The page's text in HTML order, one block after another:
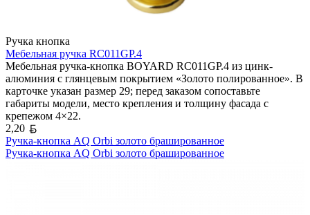
Ручка кнопка
Мебельная ручка RC011GP.4
Мебельная ручка-кнопка BOYARD RC011GP.4 из цинк-
алюминия с глянцевым покрытием «Золото полированное». В
карточке указан размер 29; перед заказом сопоставьте
габариты модели, место крепления и толщину фасада с
крепежом 4×22.
2,20
Ручка-кнопка AQ Orbi золото брашированное
Ручка-кнопка AQ Orbi золото брашированное